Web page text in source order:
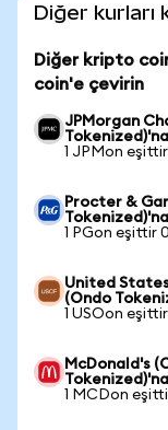
Diğer kurları
Diğer kripto
coin'e çevirin
JPMorgan
Tokenized)'na
1 JPMon
Procter &
Tokenized)'na
1 PGon eşittir
United
(Ondo
1 USOon
McDonald's
Tokenized)'na
1 MCDon